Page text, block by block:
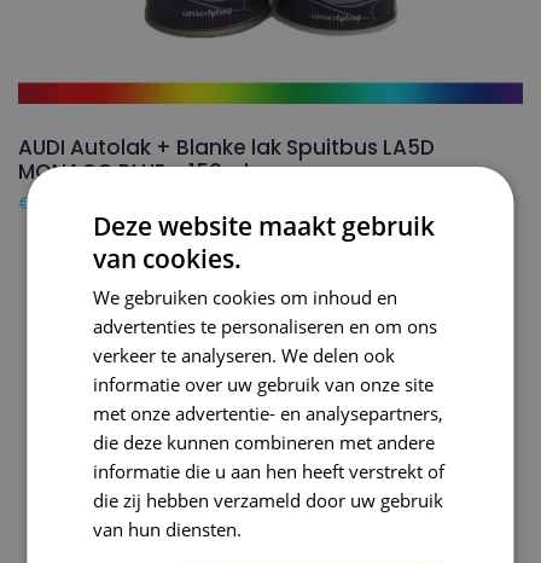
AUDI Autolak + Blanke lak Spuitbus LA5D
MONACO BLUE – 150ml
€
Deze website maakt gebruik
van cookies.
We gebruiken cookies om inhoud en
advertenties te personaliseren en om ons
verkeer te analyseren. We delen ook
informatie over uw gebruik van onze site
met onze advertentie- en analysepartners,
die deze kunnen combineren met andere
informatie die u aan hen heeft verstrekt of
die zij hebben verzameld door uw gebruik
van hun diensten.